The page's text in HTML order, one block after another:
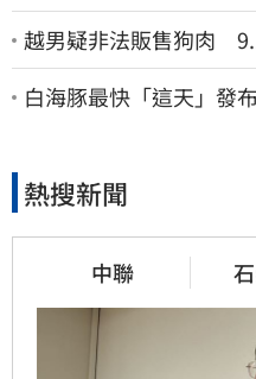
越男疑非法販售狗肉
白海豚最快「這天」
熱搜新聞
中聯